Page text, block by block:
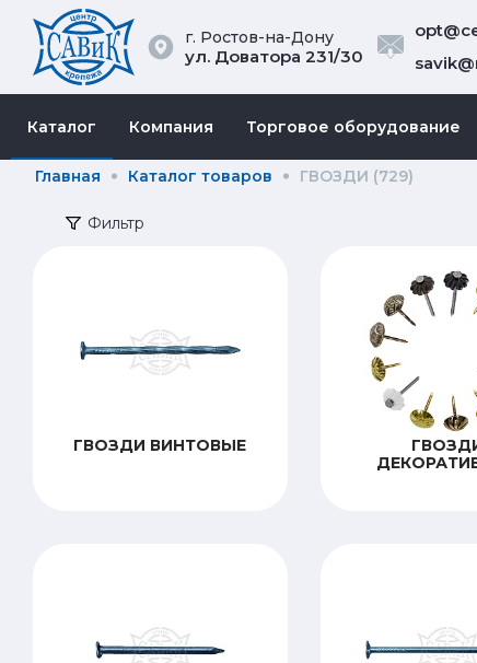
г. Ростов-на-Дону
ул. Доватора 231/30
Каталог Компания Торговое оборудование
Главная Каталог товаров ГВОЗДИ (729)
Фильтр
ГВОЗДИ ВИНТОВЫЕ